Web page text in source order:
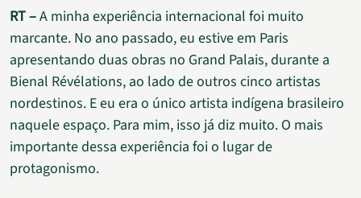
RT –A minha experiência internacional foi muito
marcante. No ano passado, eu estive em Paris
apresentando duas obras no Grand Palais, durante a
Bienal Révélations, ao lado de outros cinco artistas
nordestinos. E eu era o único artista indígena brasileiro
naquele espaço. Para mim, isso já diz muito. O mais
importante dessa experiência foi o lugar de
protagonismo.